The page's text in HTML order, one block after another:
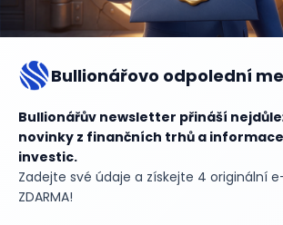
Bullionářovo odpolední
Bullionářův newsletter přináší
novinky z finančních trhů a
investic.
Zadejte své údaje a získejte 4 originální
ZDARMA!Aktuální